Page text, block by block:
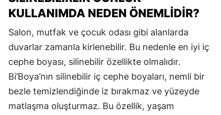
KULLANIMDA NEDEN ÖNEMLIDIR?
Salon, mutfak ve çocuk odası gibi alanlarda
duvarlar zamanla kirlenebilir. Bu nedenle en iyi iç
cephe boyası, silinebilir özellikte olmalıdır.
Bi’Boya’nın silinebilir iç cephe boyaları, nemli bir
bezle temizlendiğinde iz bırakmaz ve yüzeyde
matlaşma oluşturmaz. Bu özellik, yaşam